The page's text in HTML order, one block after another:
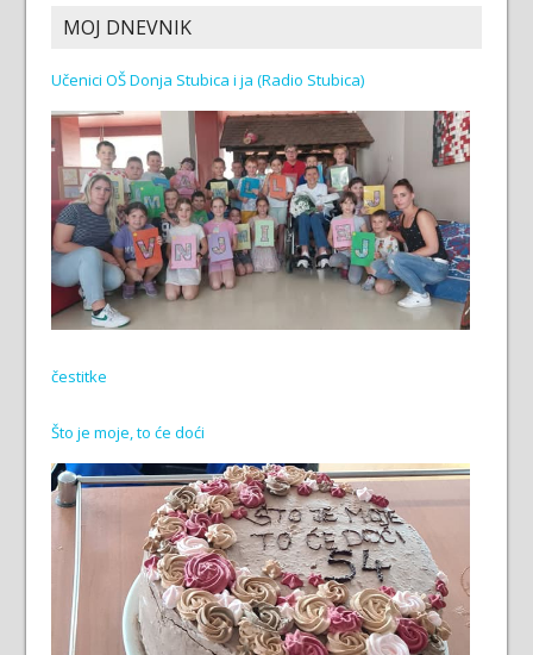
MOJ DNEVNIK
Učenici OŠ Donja Stubica i ja (Radio Stubica)
čestitke
Što je moje, to će doći